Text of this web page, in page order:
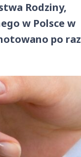
Rodziny,
w Polsce w
po raz